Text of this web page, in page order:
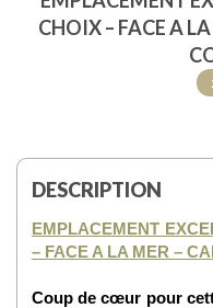
CHOIX – FACE A
DESCRIPTION
EMPLACEMENT
– FACE A LA MER –
Coup de cœur pour